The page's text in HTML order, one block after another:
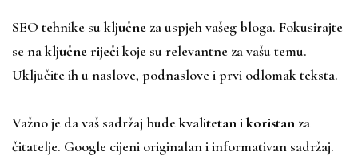
SEO tehnike su ključne za uspjeh vašeg bloga. Fokusirajte
se naključne riječikoje su relevantne za vašu temu.
Uključite ih u naslove, podnaslove i prvi odlomak teksta.
Važno je da vaš sadržaj bude kvalitetan i koristan za
čitatelje. Google cijeni originalan i informativan sadržaj.